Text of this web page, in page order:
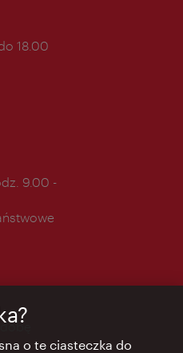
18.00
9.00 -
o te ciasteczka do